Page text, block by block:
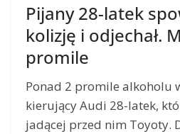
Pijany 28-latek
kolizję i odjechał.
promile
Ponad 2 promile alkoholu
kierujący Audi 28-latek,
jadącej przed nim Toyoty.